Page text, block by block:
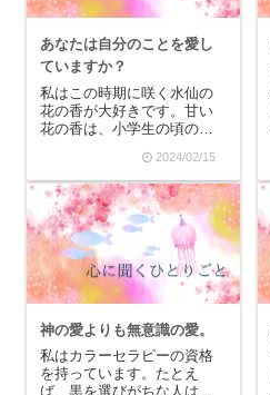
あなたは自分のことを愛し
ていますか？
私はこの時期に咲く水仙の
花の香が大好きです。甘い
花の香は、小学生の頃のピ
す。きれいなドレスを身に
纏った私は、その日誰より
も主人公なのです。私は恋
をするとよく動けなくなっ
ていました。それはドーパ
ミン過多で妄想状態にな
っ...
2024/02/15
神の愛よりも無意識の愛。
私はカラーセラピーの資格
を持っています。たとえ
ば、黒を選びがちな人は人